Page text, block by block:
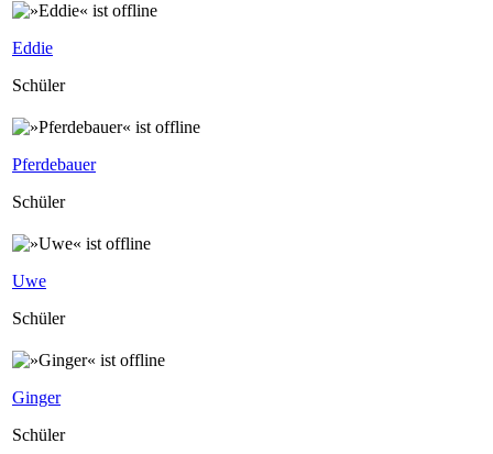
Eddie
Schüler
Pferdebauer
Schüler
Uwe
Schüler
Ginger
Schüler